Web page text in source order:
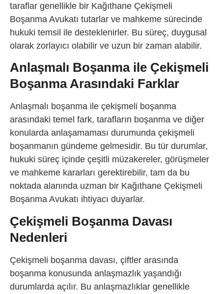
taraflar genellikle bir Kağıthane Çekişmeli
Boşanma Avukatı tutarlar ve mahkeme sürecinde
hukuki temsil ile desteklenirler. Bu süreç, duygusal
olarak zorlayıcı olabilir ve uzun bir zaman alabilir.
Anlaşmalı Boşanma ile Çekişmeli
Boşanma Arasındaki Farklar
Anlaşmalı boşanma ile çekişmeli boşanma
arasındaki temel fark, tarafların boşanma ve diğer
konularda anlaşamaması durumunda çekişmeli
boşanmanın gündeme gelmesidir. Bu tür durumlar,
hukuki süreç içinde çeşitli müzakereler, görüşmeler
ve mahkeme kararları gerektirebilir, tam da bu
noktada alanında uzman bir Kağıthane Çekişmeli
Boşanma Avukatı ihtiyacı duyarlar.
Çekişmeli Boşanma Davası
Nedenleri
Çekişmeli boşanma davası, çiftler arasında
boşanma konusunda anlaşmazlık yaşandığı
durumlarda açılır. Bu anlaşmazlıklar genellikle